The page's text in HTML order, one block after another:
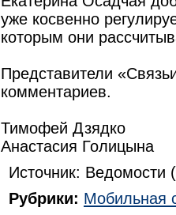
уже косвенно
которым они
Представители
комментариев.
Тимофей Дзядко
Анастасия Голицына
Источник: Ведомости (
Рубрики: Мобильная